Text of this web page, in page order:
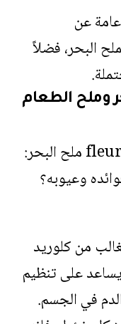
عن
البحر، فضلاً
وملح الطعام
من كلوريد
على تنظيم
في الجسم.